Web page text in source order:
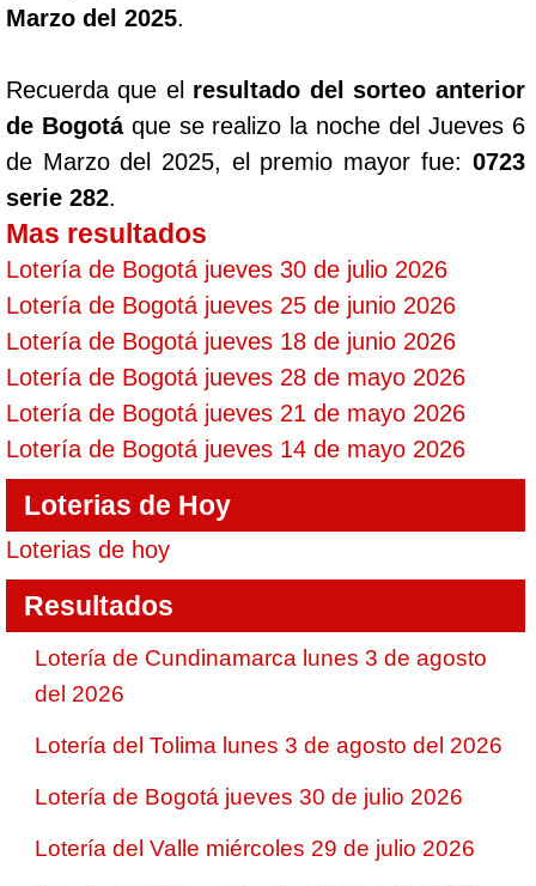
Marzo del 2025.
Recuerda que el resultado del sorteo anterior
de Bogotáque se realizo la noche del Jueves 6
de Marzo del 2025, el premio mayor fue: 0723
serie 282.
Mas resultados
Lotería de Bogotá jueves 30 de julio 2026
Lotería de Bogotá jueves 25 de junio 2026
Lotería de Bogotá jueves 18 de junio 2026
Lotería de Bogotá jueves 28 de mayo 2026
Lotería de Bogotá jueves 21 de mayo 2026
Lotería de Bogotá jueves 14 de mayo 2026
Loterias de Hoy
Loterias de hoy
Resultados
Lotería de Cundinamarca lunes 3 de agosto
del 2026
Lotería del Tolima lunes 3 de agosto del 2026
Lotería de Bogotá jueves 30 de julio 2026
Lotería del Valle miércoles 29 de julio 2026